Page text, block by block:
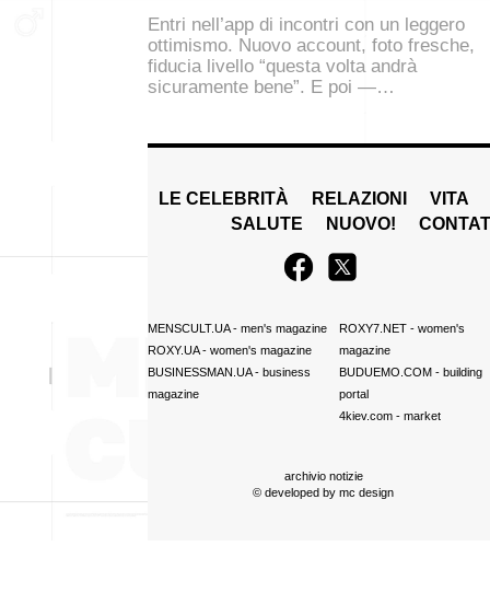
Entri nell’app di incontri con un leggero
ottimismo. Nuovo account, foto fresche,
fiducia livello “questa volta andrà
sicuramente bene”. E poi —…
LE CELEBRITÀ RELAZIONI
VITA
SALUTE
NUOVO!
MENSCULT.UA- men's magazine
ROXY.UA- women's magazine
BUSINESSMAN.UA- business
magazine
ROXY7.NET- women's
magazine
BUDUEMO.COM- building
portal
4kiev.com- market
archivio notizie
© developed by mc design